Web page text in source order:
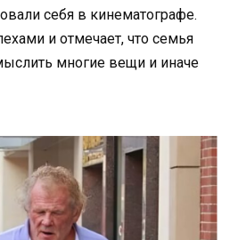
себя в кинематографе.
и отмечает, что семья
многие вещи и иначе